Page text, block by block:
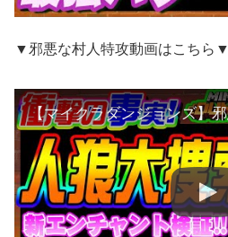
▼邪悪な村人特攻動画はこちら▼